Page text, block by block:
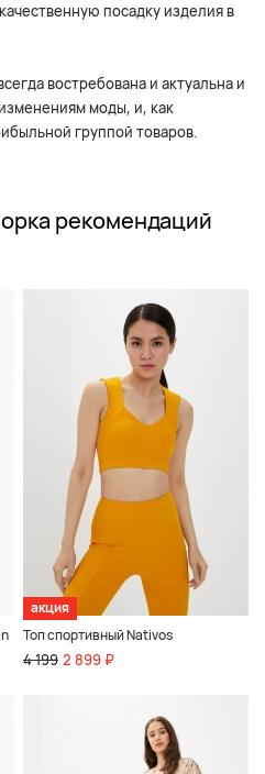
посадку изделия в
востребована и актуальна и
моды, и, как
группой товаров.
рекомендаций
акция
Топ спортивный Nativos
4 199 2 899 ₽